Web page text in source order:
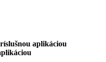
aplikáciou